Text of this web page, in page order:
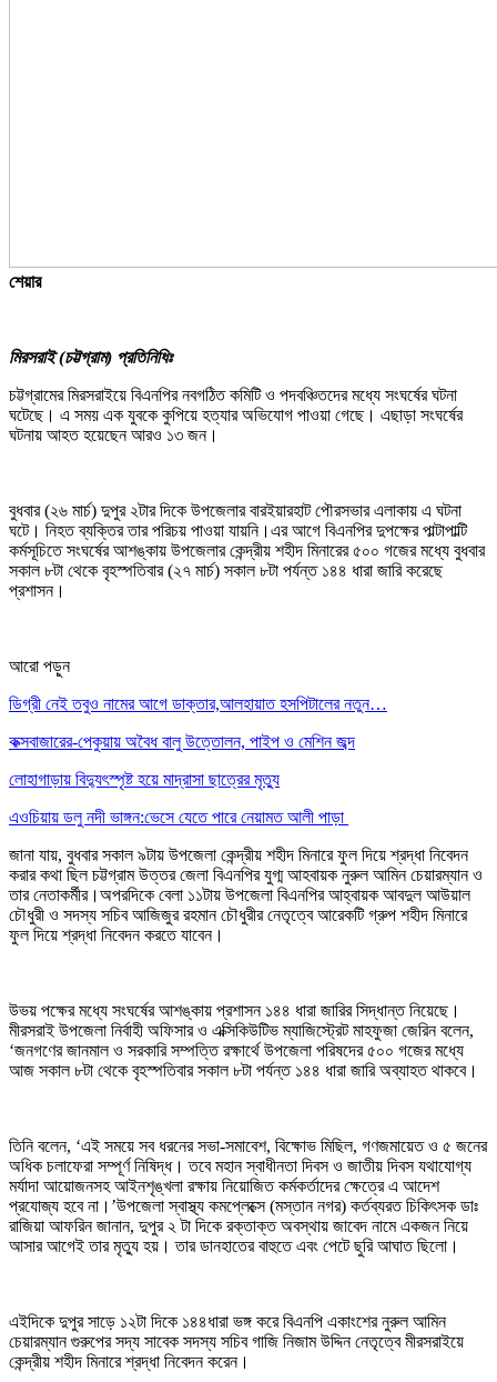
শেয়ার
মিরসরাই (চট্টগ্রাম) প্রতিনিধিঃ
চট্টগ্রামের মিরসরাইয়ে বিএনপির নবগঠিত কমিটি ও পদবঞ্চিতদের মধ্যে সংঘর্ষের ঘটনা
ঘটেছে। এ সময় এক যুবকে কুপিয়ে হত্যার অভিযোগ পাওয়া গেছে। এছাড়া সংঘর্ষের
ঘটনায় আহত হয়েছেন আরও ১৩ জন।
বুধবার (২৬ মার্চ) দুপুর ২টার দিকে উপজেলার বারইয়ারহাট পৌরসভার এলাকায় এ ঘটনা
ঘটে। নিহত ব্যক্তির তার পরিচয় পাওয়া যায়নি।এর আগে বিএনপির দুপক্ষের পাল্টাপাল্টি
কর্মসূচিতে সংঘর্ষের আশঙ্কায় উপজেলার কেন্দ্রীয় শহীদ মিনারের ৫০০ গজের মধ্যে বুধবার
সকাল ৮টা থেকে বৃহস্পতিবার (২৭ মার্চ) সকাল ৮টা পর্যন্ত ১৪৪ ধারা জারি করেছে
প্রশাসন।
আরো পড়ুন
ডিগ্রী নেই তবুও নামের আগে ডাক্তার,আলহায়াত হসপিটালের নতুন…
কক্সবাজারের-পেকুয়ায় অবৈধ বালু উত্তোলন, পাইপ ও মেশিন জব্দ
লোহাগাড়ায় বিদ্যুৎস্পৃষ্ট হয়ে মাদ্রাসা ছাত্রের মৃত্যু
এওচিয়ায় ডলু নদী ভাঙ্গন:ভেসে যেতে পারে নেয়ামত আলী পাড়া
জানা যায়, বুধবার সকাল ৯টায় উপজেলা কেন্দ্রীয় শহীদ মিনারে ফুল দিয়ে শ্রদ্ধা নিবেদন
করার কথা ছিল চট্টগ্রাম উত্তর জেলা বিএনপির যুগ্ম আহবায়ক নুরুল আমিন চেয়ারম্যান ও
তার নেতাকর্মীর।অপরদিকে বেলা ১১টায় উপজেলা বিএনপির আহ্বায়ক আবদুল আউয়াল
চৌধুরী ও সদস্য সচিব আজিজুর রহমান চৌধুরীর নেতৃত্বে আরেকটি গ্রুপ শহীদ মিনারে
ফুল দিয়ে শ্রদ্ধা নিবেদন করতে যাবেন।
উভয় পক্ষের মধ্যে সংঘর্ষের আশঙ্কায় প্রশাসন ১৪৪ ধারা জারির সিদ্ধান্ত নিয়েছে।
মীরসরাই উপজেলা নির্বাহী অফিসার ও এক্সিকিউটিভ ম্যাজিস্ট্রেট মাহফুজা জেরিন বলেন,
‘জনগণের জানমাল ও সরকারি সম্পত্তি রক্ষার্থে উপজেলা পরিষদের ৫০০ গজের মধ্যে
আজ সকাল ৮টা থেকে বৃহস্পতিবার সকাল ৮টা পর্যন্ত ১৪৪ ধারা জারি অব্যাহত থাকবে।
তিনি বলেন, ‘এই সময়ে সব ধরনের সভা-সমাবেশ, বিক্ষোভ মিছিল, গণজমায়েত ও ৫ জনের
অধিক চলাফেরা সম্পূর্ণ নিষিদ্ধ। তবে মহান স্বাধীনতা দিবস ও জাতীয় দিবস যথাযোগ্য
মর্যাদা আয়োজনসহ আইনশৃঙ্খলা রক্ষায় নিয়োজিত কর্মকর্তাদের ক্ষেত্রে এ আদেশ
প্রযোজ্য হবে না।’উপজেলা স্বাস্থ্য কমপ্লেক্সে (মস্তান নগর) কর্তব্যরত চিকিৎসক ডাঃ
রাজিয়া আফরিন জানান, দুপুর ২ টা দিকে রক্তাক্ত অবস্থায় জাবেদ নামে একজন নিয়ে
আসার আগেই তার মৃত্যু হয়। তার ডানহাতের বাহুতে এবং পেটে ছুরি আঘাত ছিলো।
এইদিকে দুপুর সাড়ে ১২টা দিকে ১৪৪ধারা ভঙ্গ করে বিএনপি একাংশের নুরুল আমিন
চেয়ারম্যান গুরুপের সদ্য সাবেক সদস্য সচিব গাজি নিজাম উদ্দিন নেতৃত্বে মীরসরাইয়ে
কেন্দ্রীয় শহীদ মিনারে শ্রদ্ধা নিবেদন করেন।